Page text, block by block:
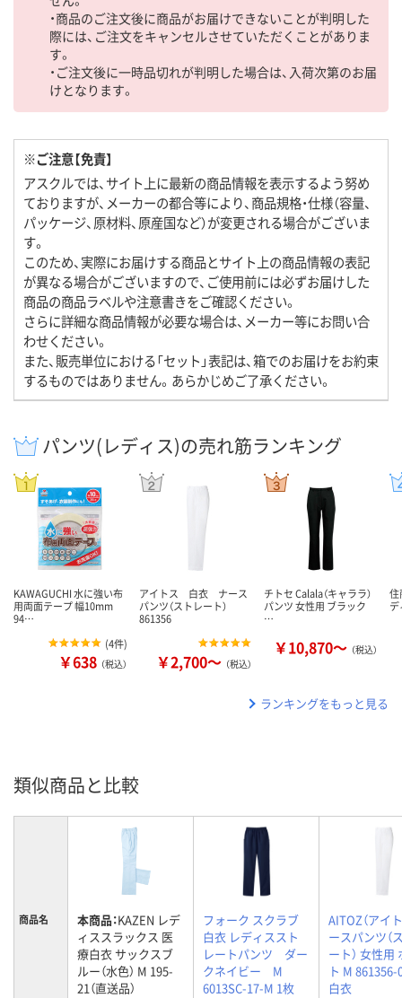
・商品のご注文後に商品がお届けできないことが判明した
際には、ご注文をキャンセルさせていただくことがありま
す。
・ご注文後に一時品切れが判明した場合は、入荷次第のお届
けとなります。
※ご注意【免責】
アスクルでは、サイト上に最新の商品情報を表示するよう努め
ておりますが、メーカーの都合等により、商品規格・仕様（容量、
パッケージ、原材料、原産国など）が変更される場合がございま
す。
このため、実際にお届けする商品とサイト上の商品情報の表記
が異なる場合がございますので、ご使用前には必ずお届けした
商品の商品ラベルや注意書きをご確認ください。
さらに詳細な商品情報が必要な場合は、メーカー等にお問い合
わせください。
また、販売単位における「セット」表記は、箱でのお届けをお約束
するものではありません。あらかじめご了承ください。
パンツ(レディス)の売れ筋ランキング
KAWAGUCHI 水に強い布
用両面テープ 幅10mm
94…
(4件)
￥638 （税込）
アイトス 白衣 ナース
パンツ（ストレート）
861356
￥2,700～ （税込）
チトセ Calala（キャララ）
パンツ 女性用 ブラック
…
￥10,870～ （税込）
住
ランキングをもっと見る
類似商品と比較
商品名 本商品：KAZEN レデ
ィススラックス 医
療白衣 サックスブ
ルー（水色） M 195-
21（直送品）
フォーク スクラブ
白衣 レディススト
レートパンツ ダー
クネイビー M
6013SC-17-M 1枚
AITOZ（アイ
ースパンツ（
ート） 女性用
ト M
白衣